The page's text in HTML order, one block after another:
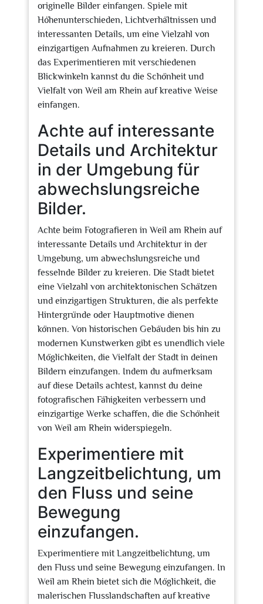
originelle Bilder einfangen. Spiele mit
Höhenunterschieden, Lichtverhältnissen und
interessanten Details, um eine Vielzahl von
einzigartigen Aufnahmen zu kreieren. Durch
das Experimentieren mit verschiedenen
Blickwinkeln kannst du die Schönheit und
Vielfalt von Weil am Rhein auf kreative Weise
einfangen.
Achte auf interessante
Details und Architektur
in der Umgebung für
abwechslungsreiche
Bilder.
Achte beim Fotografieren in Weil am Rhein auf
interessante Details und Architektur in der
Umgebung, um abwechslungsreiche und
fesselnde Bilder zu kreieren. Die Stadt bietet
eine Vielzahl von architektonischen Schätzen
und einzigartigen Strukturen, die als perfekte
Hintergründe oder Hauptmotive dienen
können. Von historischen Gebäuden bis hin zu
modernen Kunstwerken gibt es unendlich viele
Möglichkeiten, die Vielfalt der Stadt in deinen
Bildern einzufangen. Indem du aufmerksam
auf diese Details achtest, kannst du deine
fotografischen Fähigkeiten verbessern und
einzigartige Werke schaffen, die die Schönheit
von Weil am Rhein widerspiegeln.
Experimentiere mit
Langzeitbelichtung, um
den Fluss und seine
Bewegung
einzufangen.
Experimentiere mit Langzeitbelichtung, um
den Fluss und seine Bewegung einzufangen. In
Weil am Rhein bietet sich die Möglichkeit, die
malerischen Flusslandschaften auf kreative